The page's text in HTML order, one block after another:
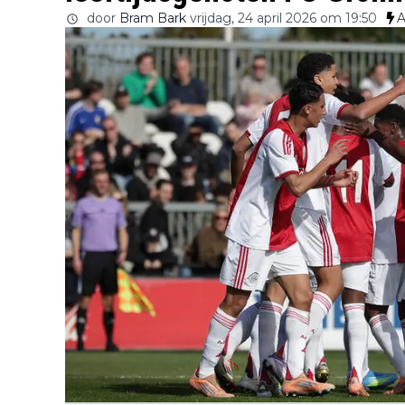
door Bram Bark vrijdag, 24 april 2026 om 19:50